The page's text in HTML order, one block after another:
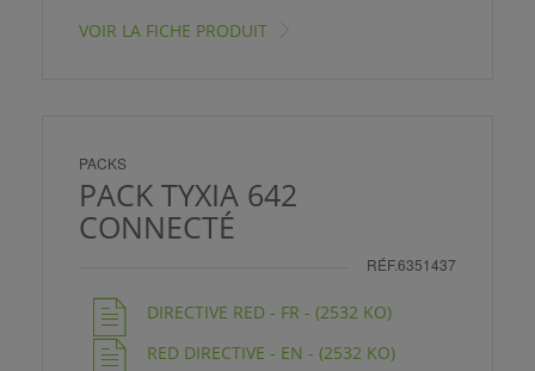
VOIR LA FICHE PRODUIT
PACKS
PACK TYXIA 642
CONNECTÉ
RÉF.6351437
DIRECTIVE RED - FR - (2532 KO)
RED DIRECTIVE - EN - (2532 KO)